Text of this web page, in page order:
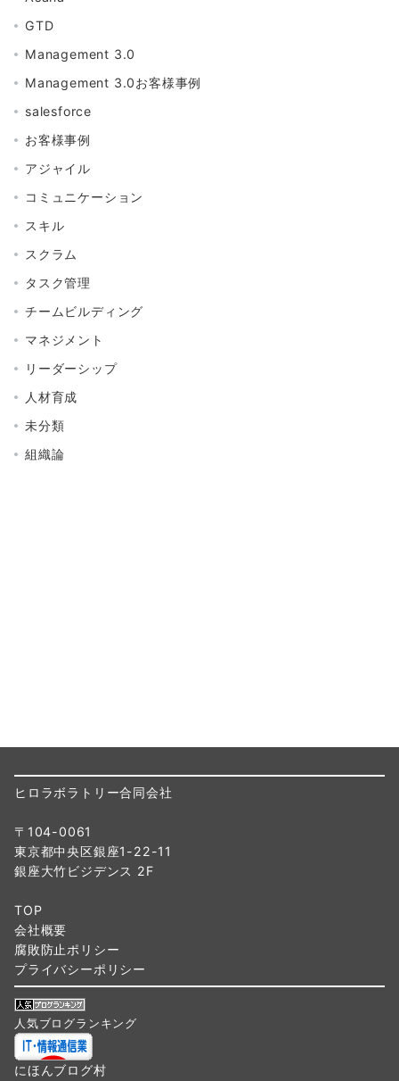
GTD
Management 3.0
Management 3.0お客様事例
salesforce
お客様事例
アジャイル
コミュニケーション
スキル
スクラム
タスク管理
チームビルディング
マネジメント
リーダーシップ
人材育成
未分類
組織論
ヒロラボラトリー合同会社
〒104-0061
東京都中央区銀座1-22-11
銀座大竹ビジデンス 2F
TOP
会社概要
腐敗防止ポリシー
プライバシーポリシー
人気ブログランキング
にほんブログ村